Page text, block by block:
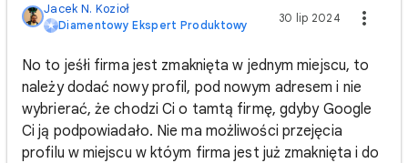
Jacek N. Kozioł
Diamentowy Ekspert Produktowy
30 lip 2024
No to jeśłi firma jest zmaknięta w jednym miejscu, to
należy dodać nowy profil, pod nowym adresem i nie
wybrierać, że chodzi Ci o tamtą firmę, gdyby Google
Ci ją podpowiadało. Nie ma możliwości przejęcia
profilu w miejscu w któym firma jest już zmaknięta i do